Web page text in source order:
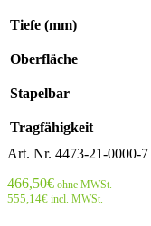
Tiefe (mm)
Oberfläche
Stapelbar
Tragfähigkeit
Art. Nr. 4473-21-0000-7
466,50€ ohne MWSt.
555,14€ incl. MWSt.